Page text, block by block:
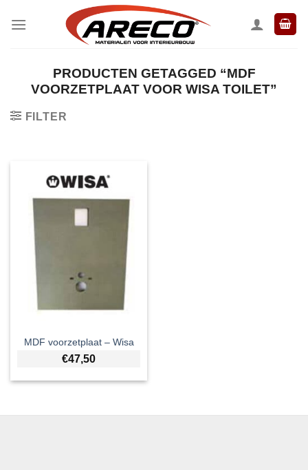
naar
PRODUCTEN GETAGGED “MDF
VOORZETPLAAT VOOR WISA TOILET”
FILTER
MDF voorzetplaat – Wisa
€47,50